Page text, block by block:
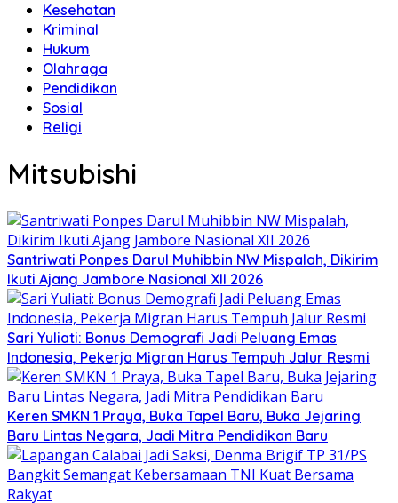
Kesehatan
Kriminal
Hukum
Olahraga
Pendidikan
Sosial
Religi
Mitsubishi
Santriwati Ponpes Darul Muhibbin NW Mispalah, Dikirim
Ikuti Ajang Jambore Nasional XII 2026
Sari Yuliati: Bonus Demografi Jadi Peluang Emas
Indonesia, Pekerja Migran Harus Tempuh Jalur Resmi
Keren SMKN 1 Praya, Buka Tapel Baru, Buka Jejaring
Baru Lintas Negara, Jadi Mitra Pendidikan Baru